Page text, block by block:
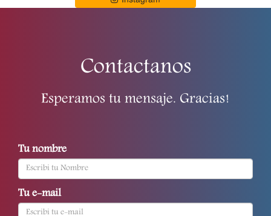
Contactanos
Esperamos tu mensaje. Gracias!
Tu nombre
Tu e-mail